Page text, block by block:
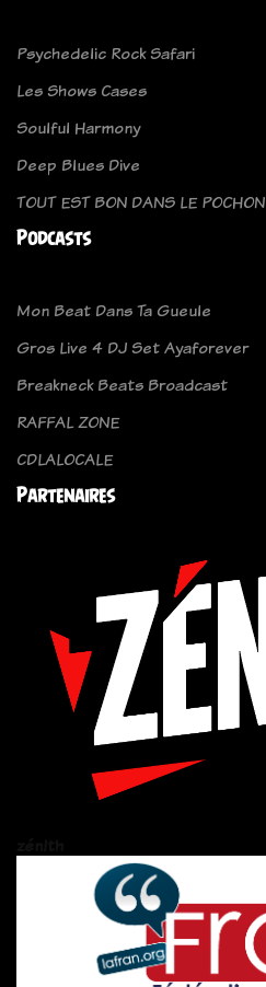
Psychedelic Rock Safari
Les Shows Cases
Soulful Harmony
Deep Blues Dive
TOUT EST BON DANS LE POCHON
Podcasts
Mon Beat Dans Ta Gueule
Gros Live 4 DJ Set Ayaforever
Breakneck Beats Broadcast
RAFFAL ZONE
CDLALOCALE
Partenaires